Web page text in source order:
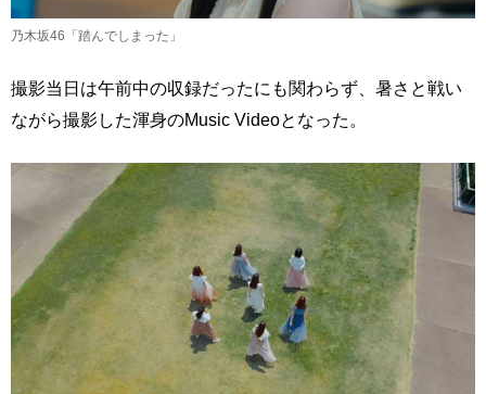
乃木坂46「踏んでしまった」
撮影当日は午前中の収録だったにも関わらず、暑さと戦い
ながら撮影した渾身のMusic Videoとなった。